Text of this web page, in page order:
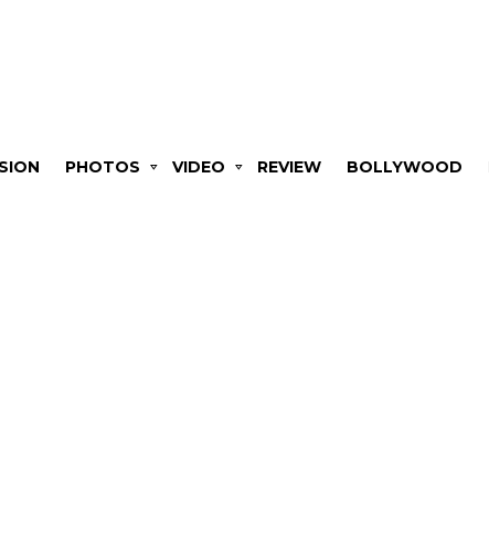
PHOTOS VIDEO REVIEW BOLLYWOOD